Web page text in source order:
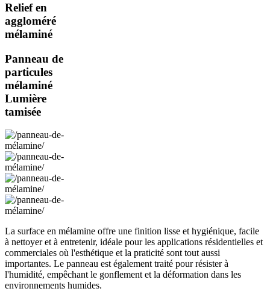
Relief en
aggloméré
mélaminé
Panneau de
particules
mélaminé
Lumière
tamisée
La surface en mélamine offre une finition lisse et hygiénique, facile
à nettoyer et à entretenir, idéale pour les applications résidentielles et
commerciales où l'esthétique et la praticité sont tout aussi
importantes. Le panneau est également traité pour résister à
l'humidité, empêchant le gonflement et la déformation dans les
environnements humides.